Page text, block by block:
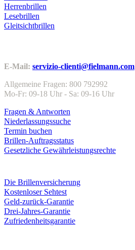
Herrenbrillen
Lesebrillen
Gleitsichtbrillen
E-Mail: servizio-clienti@fielmann.com
Allgemeine Fragen: 800 792992
Mo-Fr: 09-18 Uhr - Sa: 09-16 Uhr
Fragen & Antworten
Niederlassungssuche
Termin buchen
Brillen-Auftragsstatus
Gesetzliche Gewährleistungsrechte
Die Brillenversicherung
Kostenloser Sehtest
Geld-zurück-Garantie
Drei-Jahres-Garantie
Zufriedenheitsgarantie